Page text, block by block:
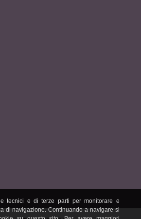
tecnici e di terze parti per monitorare e
di navigazione. Continuando a navigare si